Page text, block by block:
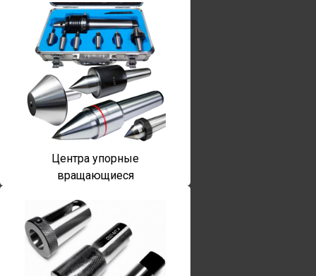
Центра упорные
вращающиеся